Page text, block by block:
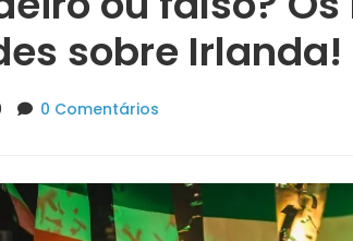
sobre Irlanda!
0 Comentários